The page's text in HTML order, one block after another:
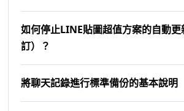
如何停止LINE貼圖超值方案的自動
訂）？
將聊天記錄進行標準備份的基本說明